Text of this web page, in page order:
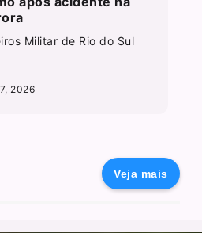
Militar de Rio do Sul
2026
Veja mais